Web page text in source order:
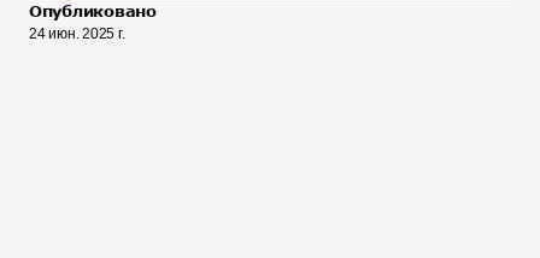
Опубликовано
24 июн. 2025 г.